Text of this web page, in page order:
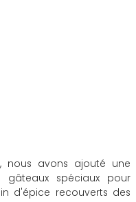
nous avons ajouté une
spéciaux pour
d'épice recouverts des